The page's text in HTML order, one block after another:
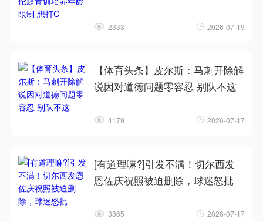
2333 2026-07-19
【体育头条】皮尔斯：马刺开除解
说因对道德问题零容忍 别队不这
4179 2026-07-17
[有道理嘛?]引发不满！切尔西发
恩佐庆祝照被迫删除，球迷怒批
3365 2026-07-17